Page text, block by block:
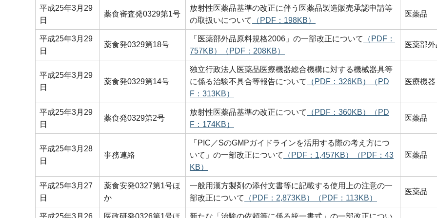
平成25年3月29
日
薬食審査発0329第1号
放射性医薬品基準の改正に伴う医薬品製造販売承認申請等
の取扱いについて
（PDF：198KB）
医薬品
平成25年3月29
日
薬食発0329第18号
「医薬部外品原料規格2006」の一部改正について
（PDF：
757KB）
（PDF：208KB）
医薬部
平成25年3月29
日
薬食発0329第14号
独立行政法人医薬品医療機器総合機構に対する機械器具等
に係る治験不具合等報告について
（PDF：326KB）
（PD
F：313KB）
医療機器
平成25年3月29
日
薬食発0329第2号
放射性医薬品基準の改正について （PDF：360KB）
（PD
F：174KB）
医薬品
平成25年3月28
日
事務連絡
「PIC／SのGMPガイドラインを活用する際の考え方につ
いて」の一部改正について
（PDF：1,457KB）
（PDF：43
KB）
医薬品
平成25年3月27
日
薬食安発0327第1号ほ
か
一般用漢方製剤の添付文書等に記載する使用上の注意の一
部改正について
（PDF：2,873KB） （PDF：113KB）
医薬品
平成25年3月26 医政研発0326第1号ほ 新たな「治験の依頼等に係る統一書式」の一部改正につい